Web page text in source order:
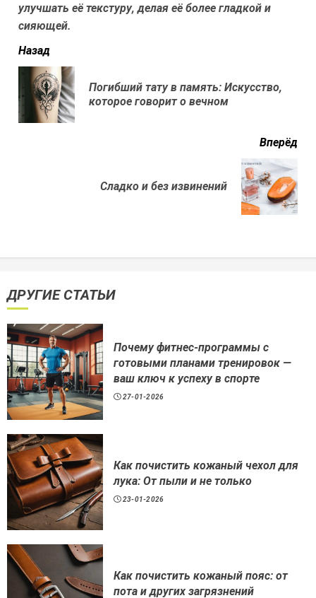
улучшать её текстуру, делая её более гладкой и
сияющей.
читать
еще
Назад
Погибший тату в память: Искусство,
которое говорит о вечном
Вперёд
Сладко и без извинений
ДРУГИЕ СТАТЬИ
Почему фитнес-программы с
готовыми планами тренировок —
ваш ключ к успеху в спорте
27-01-2026
Как почистить кожаный чехол для
лука: От пыли и не только
23-01-2026
Как почистить кожаный пояс: от
пота и других загрязнений